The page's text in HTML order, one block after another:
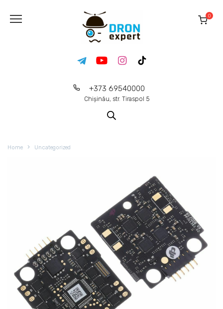
+373 69540000
Chișinău, str. Tiraspol 5
0
Home Uncategorized